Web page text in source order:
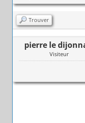
Trouver
pierre le
Visiteur